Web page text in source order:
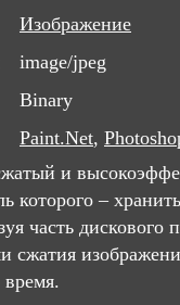
Изображение
image/jpeg
Binary
Paint.Net,
и
которого –
часть
сжатия